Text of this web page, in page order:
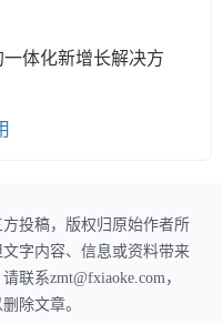
体化新增长解决方
投稿，版权归原始作者所
字内容、信息或资料带来
联系zmt@fxiaoke.com，
除文章。